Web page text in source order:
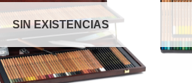
SIN EXISTENCIAS